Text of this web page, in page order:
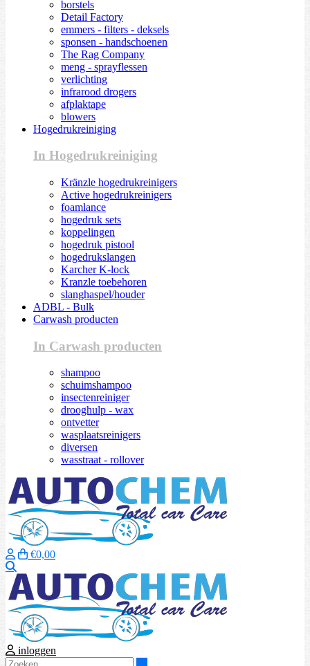
borstels
Detail Factory
emmers - filters - deksels
sponsen - handschoenen
The Rag Company
meng - sprayflessen
verlichting
infrarood drogers
afplaktape
blowers
Hogedrukreiniging
In Hogedrukreiniging
Kränzle hogedrukreinigers
Active hogedrukreinigers
foamlance
hogedruk sets
koppelingen
hogedruk pistool
hogedrukslangen
Karcher K-lock
Kranzle toebehoren
slanghaspel/houder
ADBL - Bulk
Carwash producten
In Carwash producten
shampoo
schuimshampoo
insectenreiniger
drooghulp - wax
ontvetter
wasplaatsreinigers
diversen
wasstraat - rollover
€0,00
inloggen